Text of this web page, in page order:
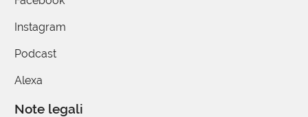
Instagram
Podcast
Alexa
Note legali